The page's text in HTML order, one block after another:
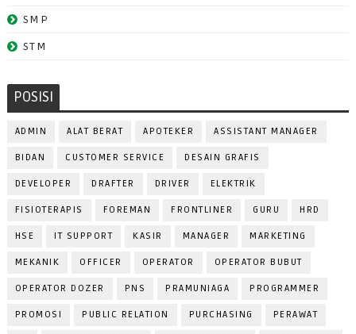
SMP
STM
POSISI
ADMIN ALAT BERAT APOTEKER ASSISTANT MANAGER
BIDAN CUSTOMER SERVICE DESAIN GRAFIS
DEVELOPER DRAFTER DRIVER ELEKTRIK
FISIOTERAPIS FOREMAN FRONTLINER GURU HRD
HSE IT SUPPORT KASIR MANAGER MARKETING
MEKANIK OFFICER OPERATOR OPERATOR BUBUT
OPERATOR DOZER PNS PRAMUNIAGA PROGRAMMER
PROMOSI PUBLIC RELATION PURCHASING PERAWAT